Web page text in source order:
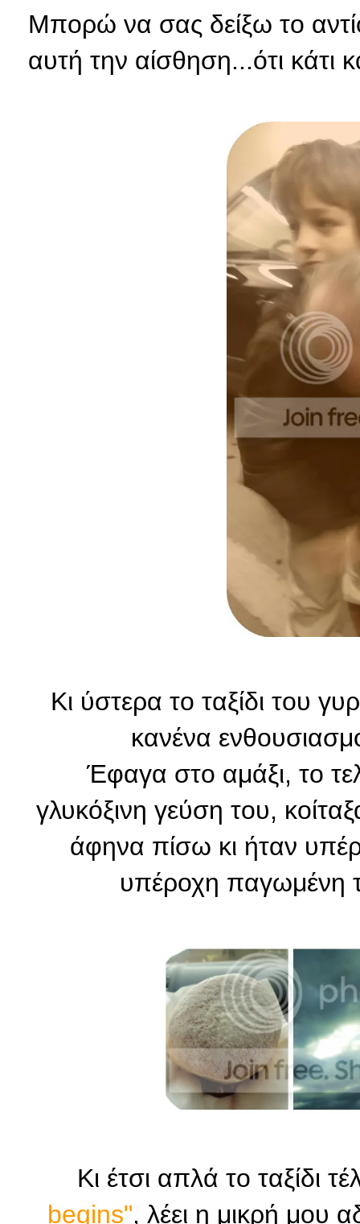
Μπορώ να σας δείξω το
αυτή την αίσθηση...ότι κάτι
Κι ύστερα το ταξίδι του
κανένα
Έφαγα στο αμάξι, το
γλυκόξινη γεύση του,
άφηνα πίσω κι ήταν
υπέροχη παγωμένη
Κι έτσι απλά το ταξίδι
begins", λέει η μικρή μου